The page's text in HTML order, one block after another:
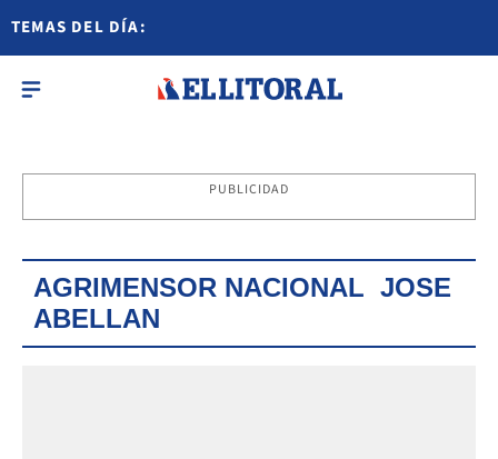
TEMAS DEL DÍA:
PUBLICIDAD
AGRIMENSOR NACIONAL JOSE
ABELLAN